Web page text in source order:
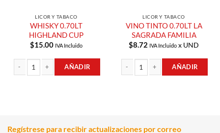
LICOR Y TABACO
WHISKY 0.70LT
HIGHLAND CUP
$15.00 IVA Incluido
AÑADIR
LICOR Y TABACO
VINO TINTO 0.70LT LA
SAGRADA FAMILIA
$8.72 IVA Incluido x UND
AÑADIR
Regístrese para recibir actualizaciones por correo